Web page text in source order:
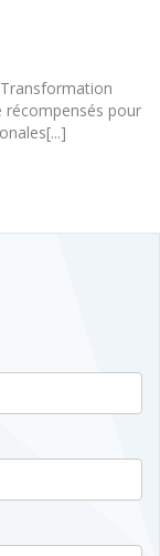
récompensés pour